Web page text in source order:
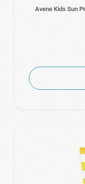
Avene Kids Sun